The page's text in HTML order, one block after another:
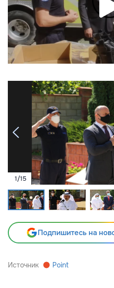
1/15
Подпишитесь на
Источник Point